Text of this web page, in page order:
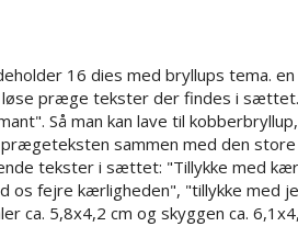
16 dies med bryllups tema.
præge tekster der findes i
Så man kan lave til
sammen med den
tekster i sættet: "Tillykke med
os fejre kærligheden", "tillykke med
ca. 5,8x4,2 cm og skyggen ca.